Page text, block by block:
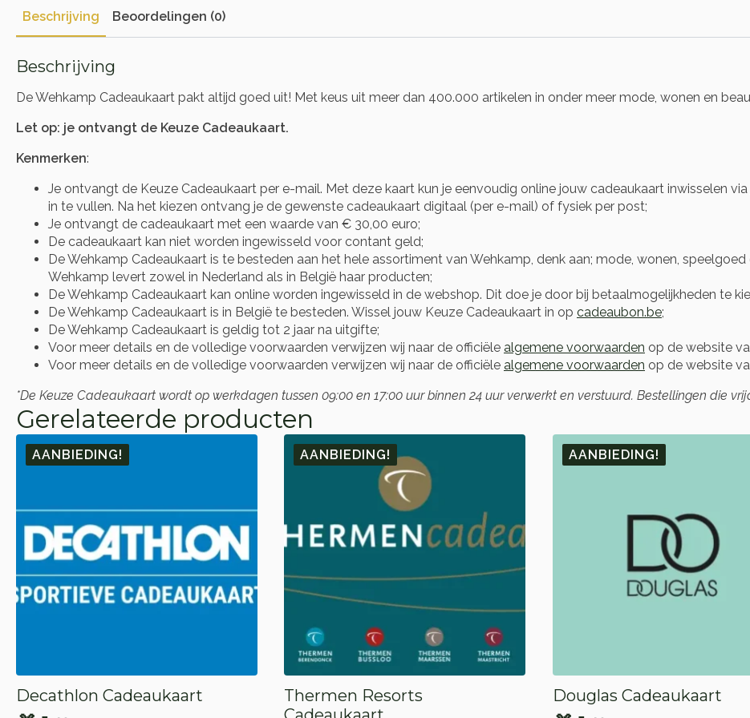
Beschrijving Beoordelingen (0)
Beschrijving
De Wehkamp Cadeaukaart pakt altijd goed uit! Met keus uit meer dan 400.000 artikelen in onder meer mode, wonen en
Let op: je ontvangt de Keuze Cadeaukaart.
Kenmerken:
Je ontvangt de Keuze Cadeaukaart per e-mail. Met deze kaart kun je eenvoudig online jouw cadeaukaart inwisselen via
in te vullen. Na het kiezen ontvang je de gewenste cadeaukaart digitaal (per e-mail) of fysiek per post;
Je ontvangt de cadeaukaart met een waarde van € 30,00 euro;
De cadeaukaart kan niet worden ingewisseld voor contant geld;
De Wehkamp Cadeaukaart is te besteden aan het hele assortiment van Wehkamp, denk aan; mode, wonen, speelgoed
Wehkamp levert zowel in Nederland als in België haar producten;
De Wehkamp Cadeaukaart kan online worden ingewisseld in de webshop. Dit doe je door bij betaalmogelijkheden te
De Wehkamp Cadeaukaart is in België te besteden. Wissel jouw Keuze Cadeaukaart in op cadeaubon.be;
De Wehkamp Cadeaukaart is geldig tot 2 jaar na uitgifte;
Voor meer details en de volledige voorwaarden verwijzen wij naar de officiële algemene voorwaarden op de website
Voor meer details en de volledige voorwaarden verwijzen wij naar de officiële algemene voorwaarden op de website
*De Keuze Cadeaukaart wordt op werkdagen tussen 09:00 en 17:00 uur binnen 24 uur verwerkt en verstuurd. Bestellingen die
Gerelateerde producten
AANBIEDING!
Decathlon Cadeaukaart
AANBIEDING!
Thermen Resorts
AANBIEDING!
Douglas Cadeaukaart